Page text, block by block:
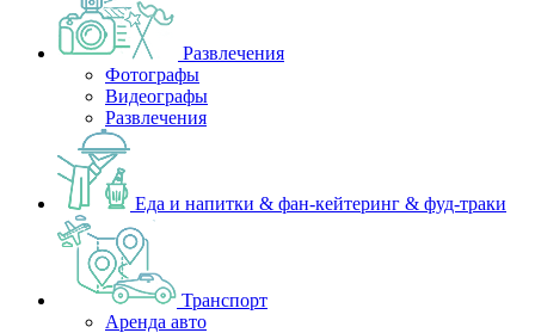
Развлечения
Фотографы
Видеографы
Развлечения
Еда и напитки & фан-кейтеринг & фуд-траки
Транспорт
Аренда авто